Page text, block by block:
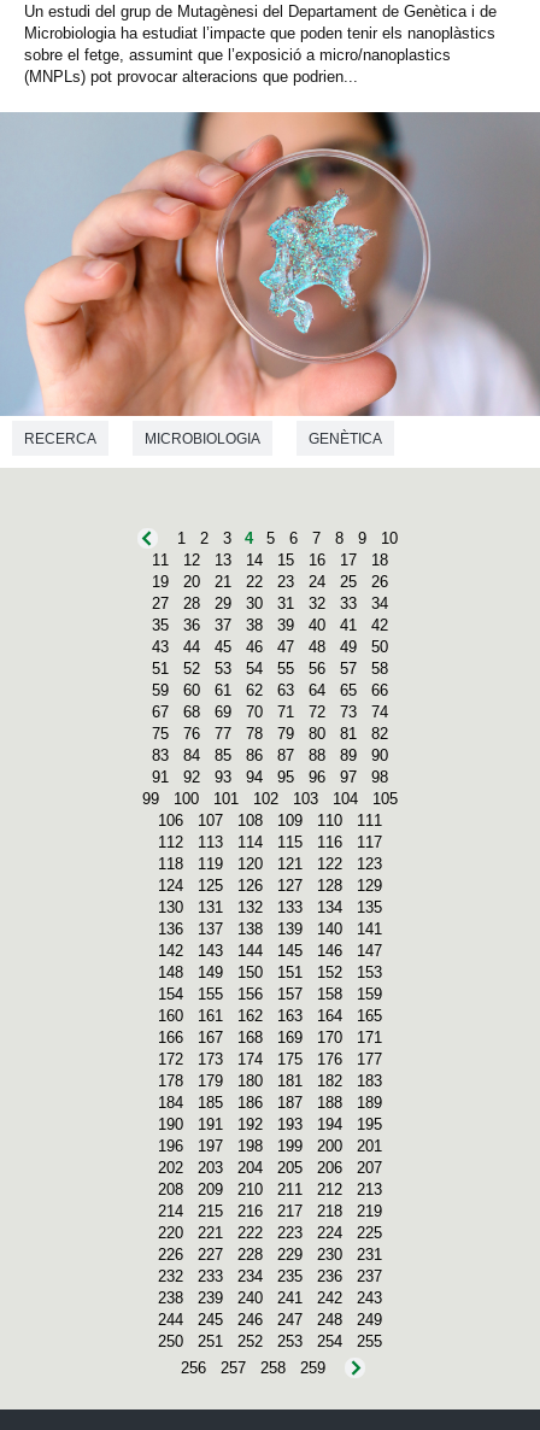
Un estudi del grup de Mutagènesi del Departament de Genètica i de
Microbiologia ha estudiat l’impacte que poden tenir els nanoplàstics
sobre el fetge, assumint que l’exposició a micro/nanoplastics
(MNPLs) pot provocar alteracions que podrien...
RECERCA MICROBIOLOGIA GENÈTICA
1 2 3 4 5 6 7 8 9
10
11
12 13 14 15 16 17
18
19
20 21 22 23 24 25
26
27
28 29 30 31 32 33
34
35
36 37 38 39 40 41
42
43
44 45 46 47 48 49
50
51
52 53 54 55 56 57
58
59
60 61 62 63 64 65
66
67
68 69 70 71 72 73
74
75
76 77 78 79 80 81
82
83
84 85 86 87 88 89
90
91
92 93 94 95 96 97
98
99
100 101 102 103 104
105
106
107 108 109 110
111
112
113 114 115 116
117
118
119 120 121 122
123
124
125 126 127 128
129
130
131 132 133 134
135
136
137 138 139 140
141
142
143 144 145 146
147
148
149 150 151 152
153
154
155 156 157 158
159
160
161 162 163 164
165
166
167 168 169 170
171
172
173 174 175 176
177
178
179 180 181 182
183
184
185 186 187 188
189
190
191 192 193 194
195
196
197 198 199 200
201
202
203 204 205 206
207
208
209 210 211 212
213
214
215 216 217 218
219
220
221 222 223 224
225
226
227 228 229 230
231
232
233 234 235 236
237
238
239 240 241 242
243
244
245 246 247 248
249
250
251 252 253 254
255
256
257 258 259